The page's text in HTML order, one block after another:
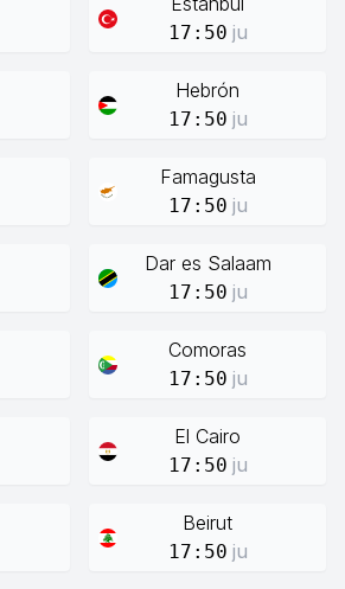
17:50 ju
Hebrón
17:50 ju
Famagusta
17:50 ju
Dar es Salaam
17:50 ju
Comoras
17:50 ju
El Cairo
17:50 ju
Beirut
17:50 ju